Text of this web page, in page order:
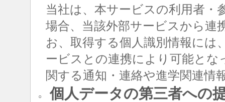
当社は、本サービスの利用者・
場合、当該外部サービスから連
お、取得する個人識別情報には
ービスとの連携により可能と
関する通知・連絡や進学関連情
○ 個人データの第三者への